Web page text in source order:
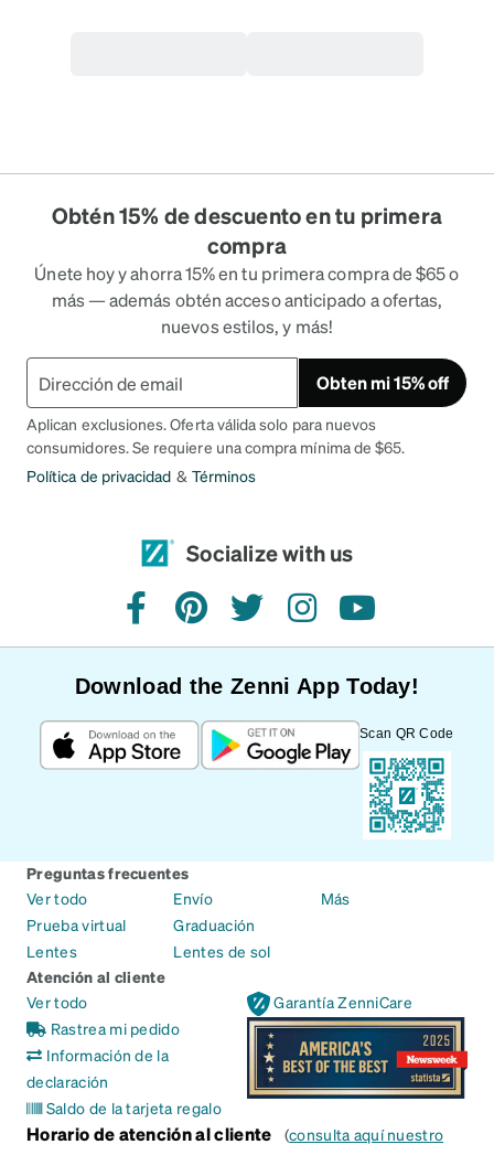
Obtén 15% de descuento en tu primera
compra
Únete hoy y ahorra 15% en tu primera compra de $65 o
más — además obtén acceso anticipado a ofertas,
nuevos estilos, y más!
Obten mi 15% off
Aplican exclusiones. Oferta válida solo para nuevos
consumidores. Se requiere una compra mínima de $65.
Política de privacidad & Términos
Socialize with us
facebookpinteresttwitterinstagramyoutube
Download the Zenni App Today!
Scan QR Code
Preguntas frecuentes
Ver todo
Prueba virtual
Lentes
Envío
Graduación
Lentes de sol
Más
Atención al cliente
Ver todo
Rastrea mi pedido
Información de la
declaración
Saldo de la tarjeta regalo
Garantía ZenniCare
Horario de atención al cliente (consulta aquí nuestro